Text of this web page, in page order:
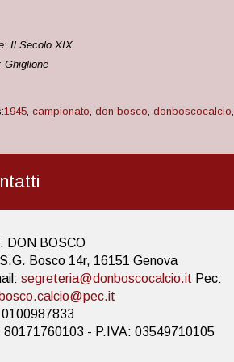
Il Secolo XIX
Ghiglione
1945, campionato, don bosco, donboscocalcio,
DON BOSCO
Bosco 14r, 16151 Genova
segreteria@donboscocalcio.it Pec:
0100987833
80171760103 - P.IVA: 03549710105